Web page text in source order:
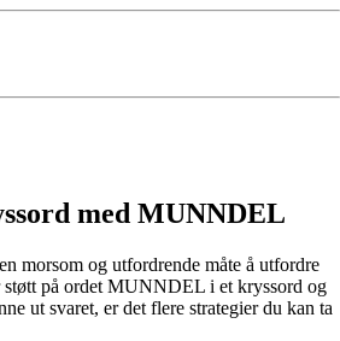
med MUNNDEL
morsom og utfordrende måte å utfordre
støtt på ordet MUNNDEL i et kryssord og
ut svaret, er det flere strategier du kan ta